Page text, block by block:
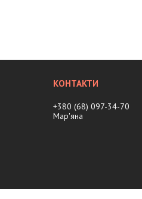
+380 (68) 097-34-70
Мар'яна